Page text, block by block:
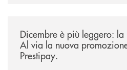
Dicembre è più leggero: la
Al via la nuova
Prestipay.